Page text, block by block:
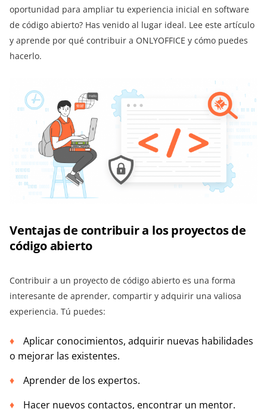
oportunidad para ampliar tu experiencia inicial en software
de código abierto? Has venido al lugar ideal. Lee este artículo
y aprende por qué contribuir a ONLYOFFICE y cómo puedes
hacerlo.
Ventajas de contribuir a los proyectos de
código abierto
Contribuir a un proyecto de código abierto es una forma
interesante de aprender, compartir y adquirir una valiosa
experiencia. Tú puedes:
Aplicar conocimientos, adquirir nuevas habilidades
o mejorar las existentes.
Aprender de los expertos.
Hacer nuevos contactos, encontrar un mentor.